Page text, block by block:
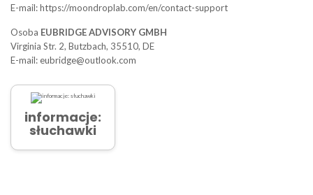
E-mail: https://moondroplab.com/en/contact-support
Osoba EUBRIDGE ADVISORY GMBH
Virginia Str. 2, Butzbach, 35510, DE
E-mail: eubridge@outlook.com
informacje:
słuchawki